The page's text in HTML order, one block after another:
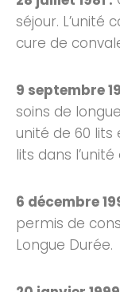
séjour. L’unité
cure de
9 septembre
soins de
unité de 60 lits
lits dans
6 décembre
permis de
Longue Durée.